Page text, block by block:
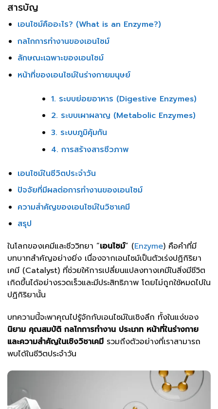
สารบัญ
เอนไซม์คืออะไร? (What is an Enzyme?)
กลไกการทำงานของเอนไซม์
ลักษณะเฉพาะของเอนไซม์
หน้าที่ของเอนไซม์ในร่างกายมนุษย์
1. ระบบย่อยอาหาร (Digestive Enzymes)
2. ระบบเผาผลาญ (Metabolic Enzymes)
3. ระบบภูมิคุ้มกัน
4. การสร้างสารชีวภาพ
เอนไซม์ในชีวิตประจำวัน
ปัจจัยที่มีผลต่อการทำงานของเอนไซม์
ความสำคัญของเอนไซม์ในวิชาเคมี
สรุป
ในโลกของเคมีและชีววิทยา “เอนไซม์” (Enzyme) คือคำที่มี
บทบาทสำคัญอย่างยิ่ง เนื่องจากเอนไซม์เป็นตัวเร่งปฏิกิริยา
เคมี (Catalyst) ที่ช่วยให้การเปลี่ยนแปลงทางเคมีในสิ่งมีชีวิต
เกิดขึ้นได้อย่างรวดเร็วและมีประสิทธิภาพ โดยไม่ถูกใช้หมดไปใน
ปฏิกิริยานั้น
บทความนี้จะพาคุณไปรู้จักกับเอนไซม์ในเชิงลึก ทั้งในแง่ของ
นิยาม คุณสมบัติ กลไกการทำงาน ประเภท หน้าที่ในร่างกาย
และความสำคัญในเชิงวิชาเคมี รวมถึงตัวอย่างที่เราสามารถ
พบได้ในชีวิตประจำวัน